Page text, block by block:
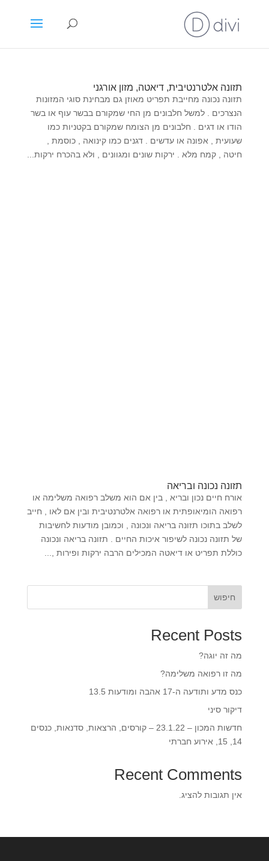
תזונה אלטרנטיבית, דיאטה, מזון אורגני
תזונה נכונה מחייבת תפריט מאוזן גם מבחינת סוגי המזונות
הנצרכים . למשל חלבונים מן החי שמקורם בבשר עוף או בשר
הודו או דגים . חלבונים מן הצומח שמקורם בקטניות כמו
שעועית , אפונה או עדשים . דגנים כמו קינואה , כוסמת ,
חיטה , קמח מלא . ירקות שונים ומגוונים , ולא בהכרח ירקות...
תזונה נכונה ובריאה
אורח חיים נכון ובריא , בין אם הוא משלב רפואה משלימה או
רפואה הומיאופתית או רפואה אלטרנטיבית ובין אם לאו , חייב
לשלב בתוכו תזונה בריאה ונכונה , וכמובן מודעות לחשיבות
של תזונה נכונה לשיפור איכות החיים . תזונה בריאה ונכונה
כוללת תפריט או דיאטה המכילים הרבה ירקות ופירות ,...
חיפוש
Recent Posts
מה זה יוגה?
מה זו רפואה משלימה?
כנס מדע ותודעה ה-17 אהבה ומודעות 13.5‎‎
דיקור סיני
חדשות המכון – 23.1.22 – קורסים, הרצאות, סדנאות, כנסים
14, 15, אירוע חברתי
Recent Comments
אין תגובות להציג.